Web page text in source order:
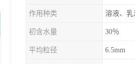
作用种类 溶液、
初含水量 30％
平均粒径 6.5mm